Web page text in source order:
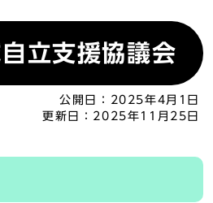
立支援協議会
公開日：
2025年4月1日
更新日： 2025年11月25日